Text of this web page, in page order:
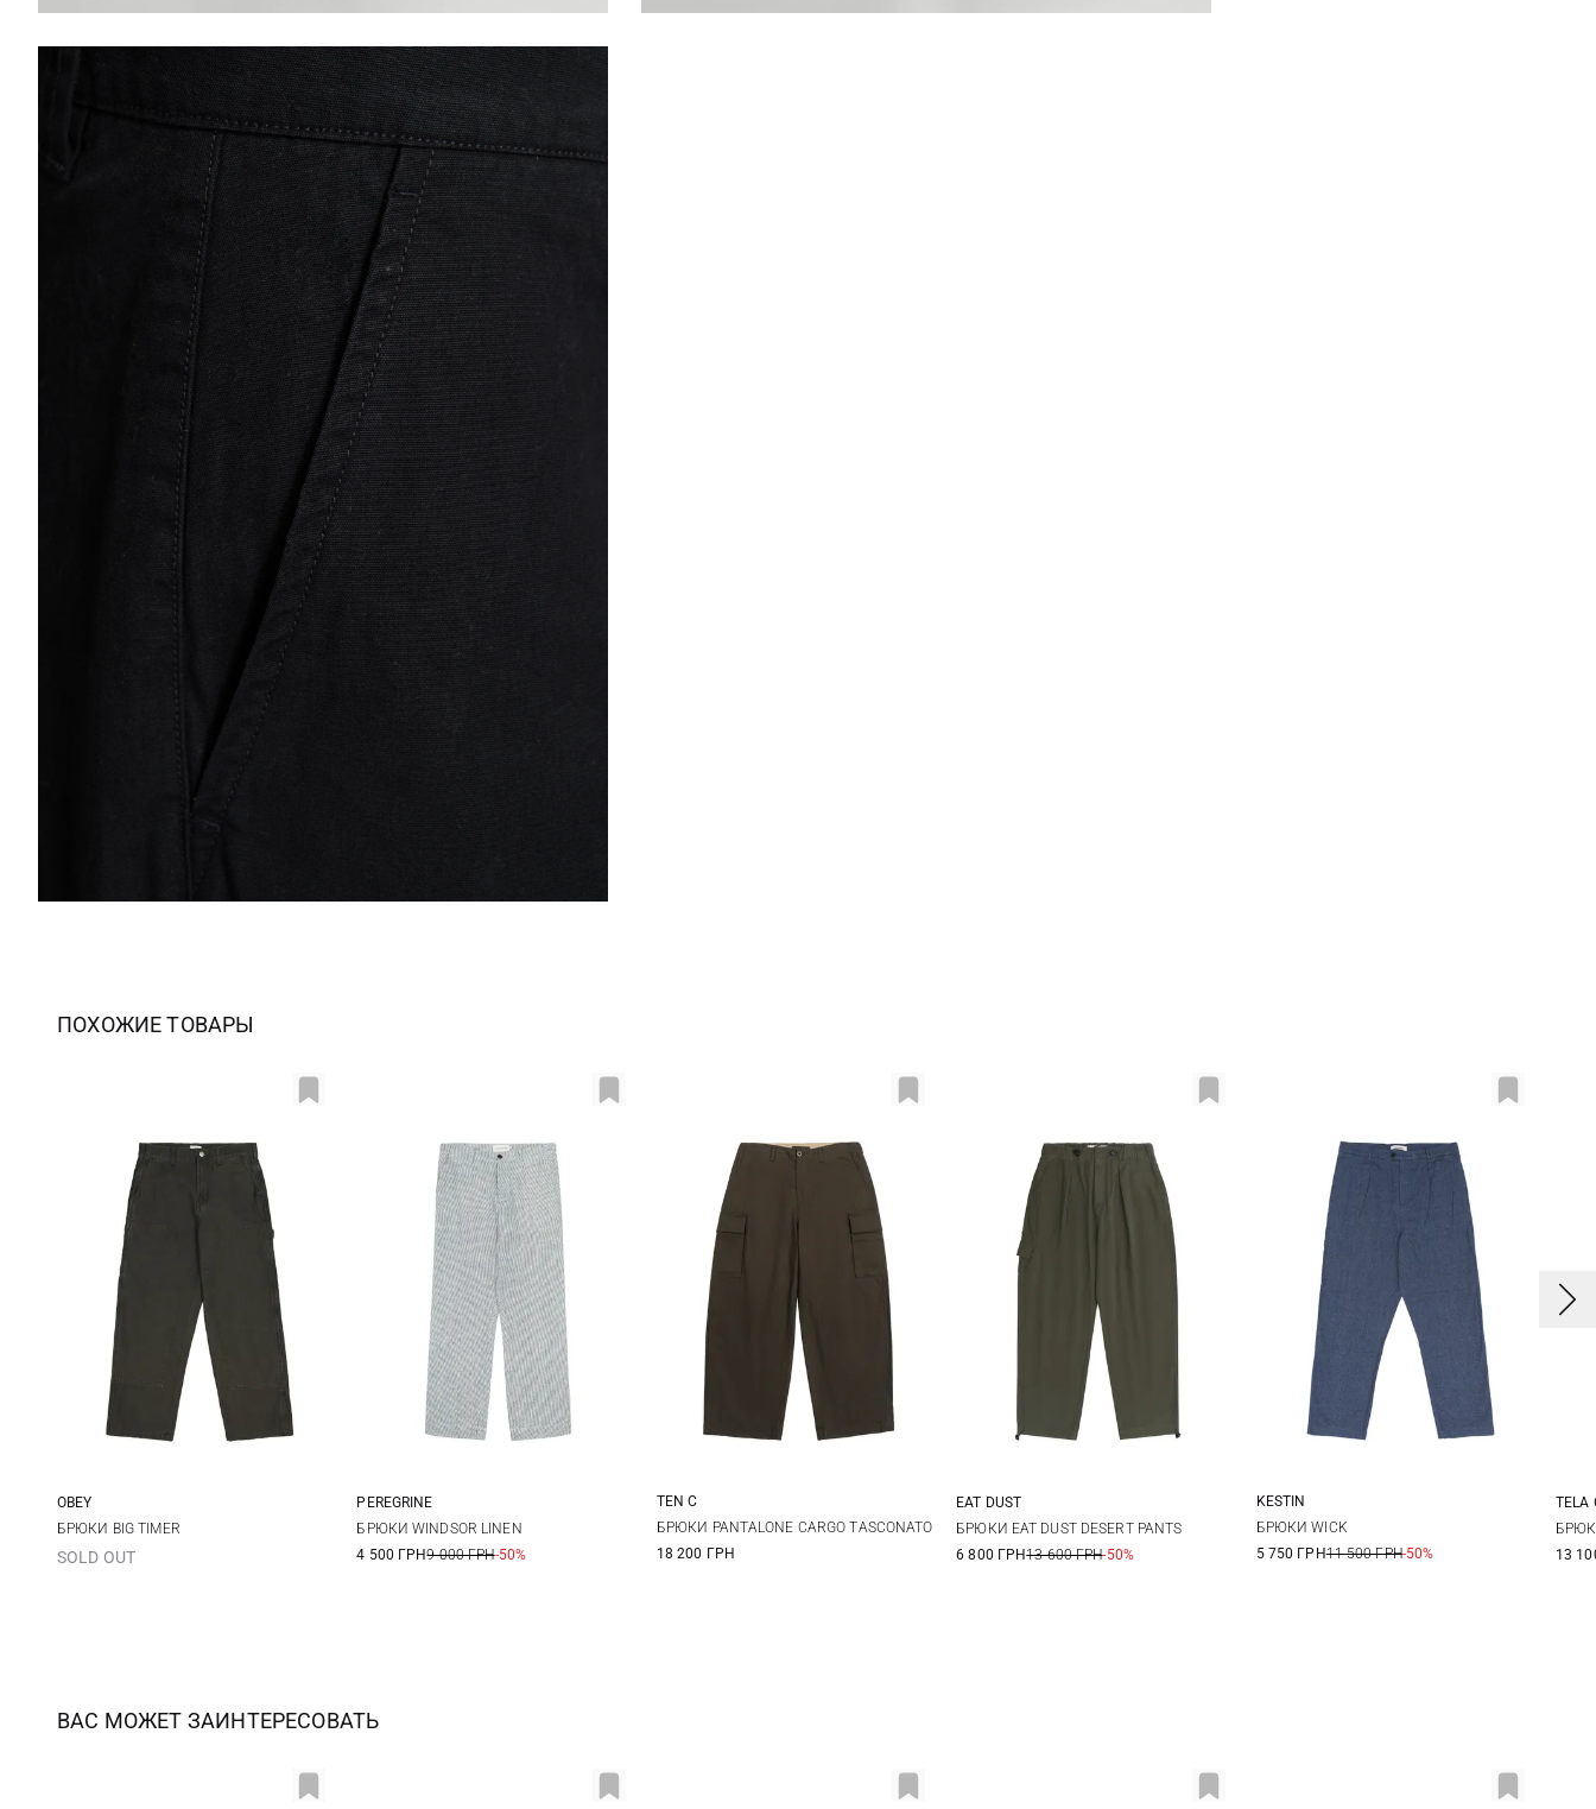
ПОХОЖИЕ ТОВАРЫ
30 31
OBEY
БРЮКИ BIG TIMER
SOLD OUT
M L
PEREGRINE
БРЮКИ WINDSOR LINEN
4 500 ГРН9 000 ГРН-50%
48 50 52 54
TEN C
БРЮКИ PANTALONE CARGO TASCONATO
18 200 ГРН
S M L
EAT DUST
БРЮКИ EAT DUST DESERT PANTS
6 800 ГРН13 600 ГРН-50%
S
KESTIN
БРЮКИ WICK
5 750 ГРН11 500 ГРН-50%
TELA
13
ВАС МОЖЕТ ЗАИНТЕРЕСОВАТЬ